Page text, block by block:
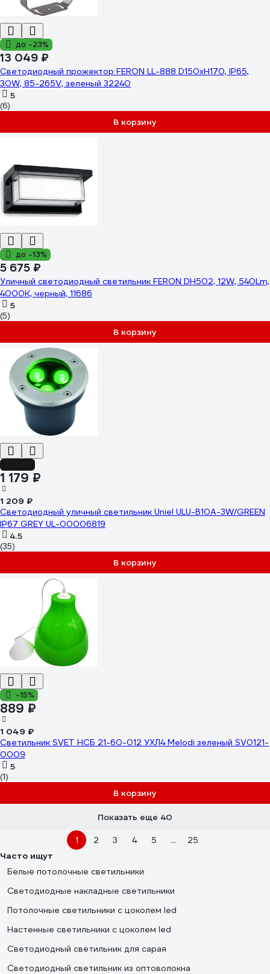
до -23%
13 049 ₽
Светодиодный прожектор FERON LL-888 D150xH170, IP65,
30W, 85-265V, зеленый 32240
5
(6)
В корзину
до -13%
5 675 ₽
Уличный светодиодный светильник FERON DH502, 12W, 540Lm,
4000K, черный, 11686
5
(5)
В корзину
1 179 ₽
1 209 ₽
Светодиодный уличный светильник Uniel ULU-B10A-3W/GREEN
IP67 GREY UL-00006819
4.5
(35)
В корзину
-15%
889 ₽
1 049 ₽
Светильник SVET НСБ 21-60-012 УХЛ4 Melodi зеленый SV0121-
0009
5
(1)
В корзину
Показать еще 40
1 2 3 4 5 ...
25
Часто ищут
Белые потолочные светильники
Светодиодные накладные светильники
Потолочные светильники с цоколем led
Настенные светильники с цоколем led
Светодиодный светильник для сарая
Светодиодный светильник из оптоволокна